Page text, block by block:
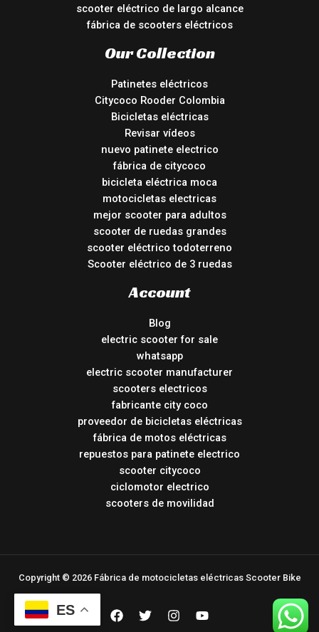
scooter eléctrico de largo alcance
fábrica de scooters eléctricos
Our Collection
Patinetes eléctricos
Citycoco Rooder Colombia
Bicicletas eléctricas
Revisar vídeos
nuevo patinete electrico
fábrica de citycoco
bicicleta eléctrica moca
motocicletas electricas
mejor scooter para adultos
scooter de ruedas grandes
scooter eléctrico todoterreno
Scooter eléctrico de 3 ruedas
Account
Blog
electric scooter for sale
whatsapp
electric scooter manufacturer
scooters electricos
fabricante city coco
proveedor de bicicletas eléctricas
fábrica de motos eléctricas
repuestos para patinete electrico
scooter citycoco
ciclomotor electrico
scooters de movilidad
Copyright © 2026 Fábrica de motocicletas eléctricas Scooter Bike
ES